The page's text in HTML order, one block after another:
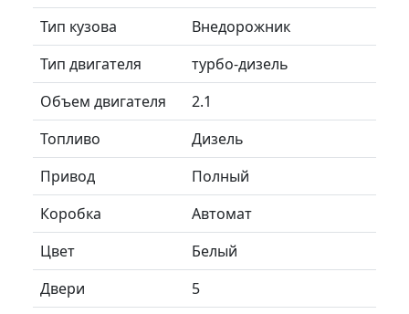
Тип кузова
Внедорожник
Тип двигателя
турбо-дизель
Объем двигателя
2.1
Топливо
Дизель
Привод
Полный
Коробка
Автомат
Цвет
Белый
Двери
5